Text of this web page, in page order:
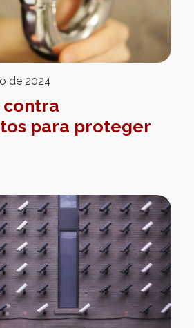
de 2024
contra
para proteger